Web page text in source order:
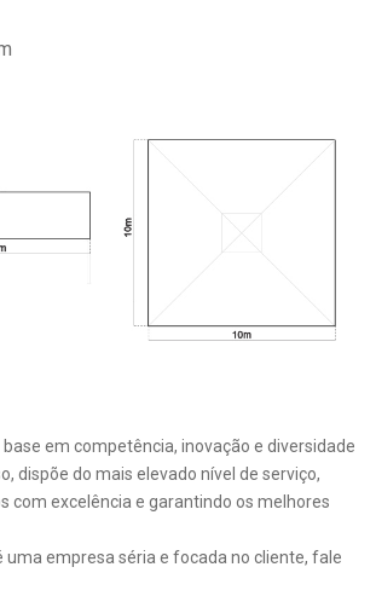
em competência, inovação e diversidade
dispõe do mais elevado nível de serviço,
com excelência e garantindo os melhores
uma empresa séria e focada no cliente, fale